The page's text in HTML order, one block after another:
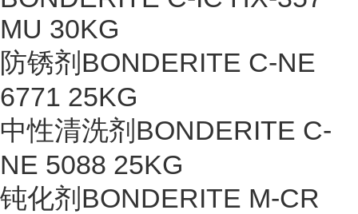
MU 30KG
防锈剂BONDERITE C-NE
6771 25KG
中性清洗剂BONDERITE C-
NE 5088 25KG
钝化剂BONDERITE M-CR